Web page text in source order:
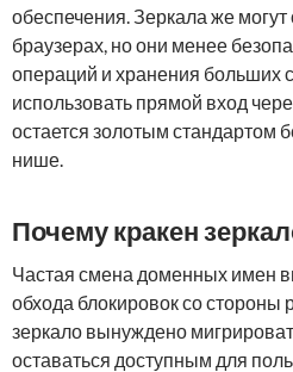
обеспечения. Зеркала же
браузерах, но они менее
операций и хранения больших
использовать прямой вход
остается золотым стандартом
нише.
Почему кракен
Частая смена доменных имен
обхода блокировок со стороны
зеркало вынуждено
оставаться доступным для